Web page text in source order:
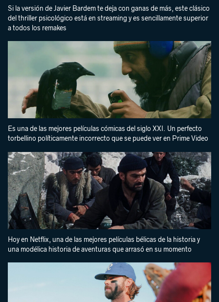
Si la versión de Javier Bardem te deja con ganas de más, este clásico
del thriller psicológico está en streaming y es sencillamente superior
a todos los remakes
Es una de las mejores películas cómicas del siglo XXI. Un perfecto
torbellino políticamente incorrecto que se puede ver en Prime Video
Hoy en Netflix, una de las mejores películas bélicas de la historia y
una modélica historia de aventuras que arrasó en su momento